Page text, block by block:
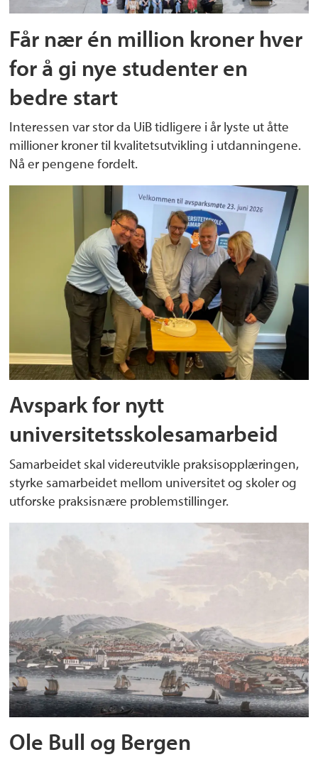
Får nær én million kroner hver
for å gi nye studenter en
bedre start
Interessen var stor da UiB tidligere i år lyste ut åtte
millioner kroner til kvalitetsutvikling i utdanningene.
Nå er pengene fordelt.
Avspark for nytt
universitetsskolesamarbeid
Samarbeidet skal videreutvikle praksisopplæringen,
styrke samarbeidet mellom universitet og skoler og
utforske praksisnære problemstillinger.
Ole Bull og Bergen